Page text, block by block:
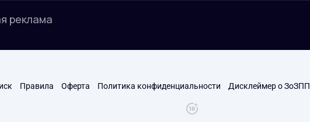
реклама
Правила Оферта Политика конфиденциальности Дисклеймер о ЗоЗПП